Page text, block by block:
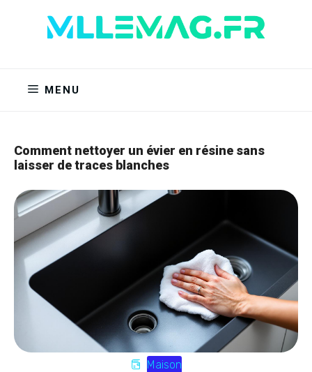
MENU
Comment nettoyer un évier en résine sans
laisser de traces blanches
Maison